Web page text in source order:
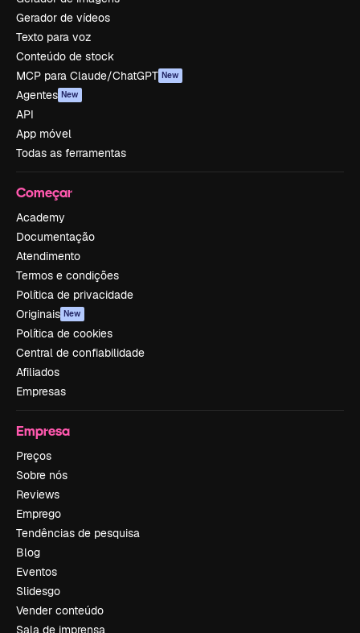
Gerador de vídeos
Texto para voz
Conteúdo de stock
MCP para Claude/ChatGPT New
Agentes New
API
App móvel
Todas as ferramentas
Começar
Academy
Documentação
Atendimento
Termos e condições
Política de privacidade
Originais New
Política de cookies
Central de confiabilidade
Afiliados
Empresas
Empresa
Preços
Sobre nós
Reviews
Emprego
Tendências de pesquisa
Blog
Eventos
Slidesgo
Vender conteúdo
Sala de imprensa